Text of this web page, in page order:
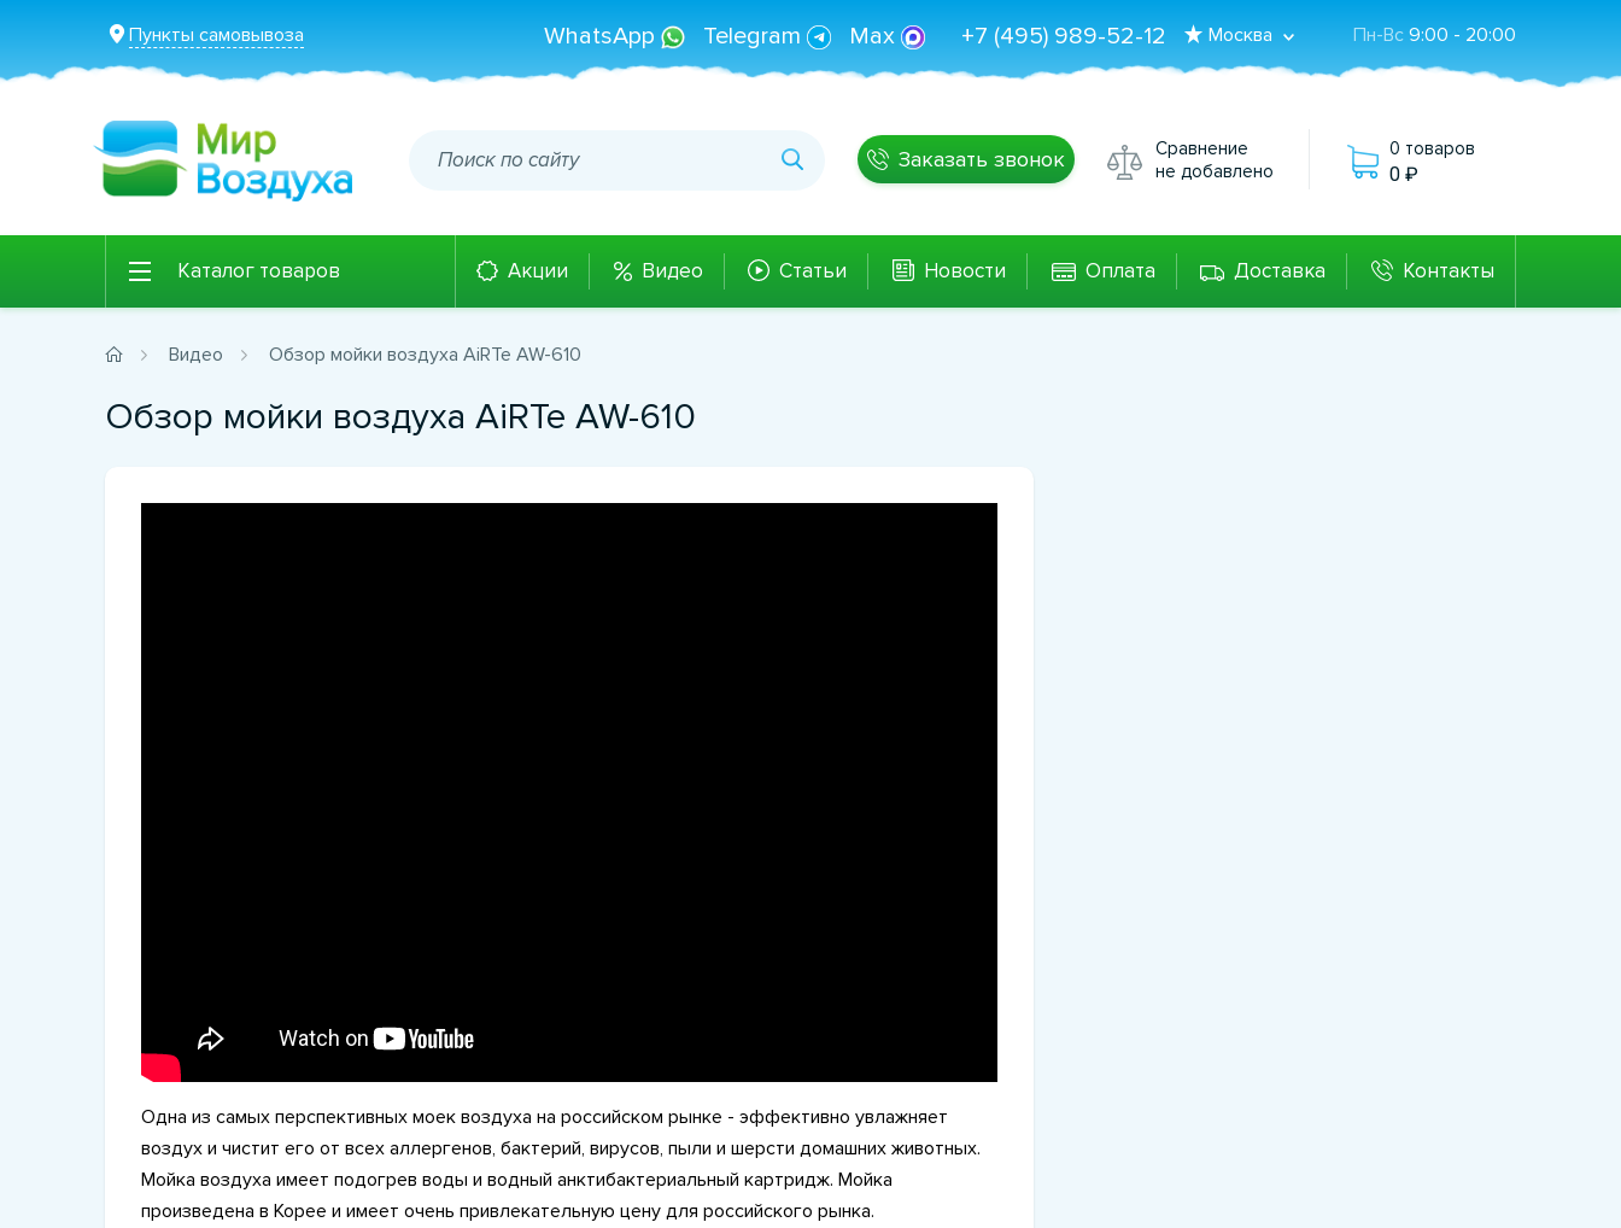
Пункты самовывоза Пн-Вс 9:00 - 20:00
Москва
+7 (495) 989-52-12
WhatsApp Telegram Max
Заказать звонок
Сравнение
не добавлено
0 товаров
0
Каталог товаров Акции Видео Статьи Новости Оплата Доставка Контакты
Видео Обзор мойки воздуха AiRTe AW-610
Обзор мойки воздуха AiRTe AW-610
Одна из самых перспективных моек воздуха на российском рынке - эффективно увлажняет
воздух и чистит его от всех аллергенов, бактерий, вирусов, пыли и шерсти домашних животных.
Мойка воздуха имеет подогрев воды и водный анктибактериальный картридж. Мойка
произведена в Корее и имеет очень привлекательную цену для российского рынка.